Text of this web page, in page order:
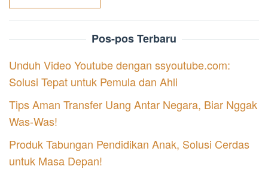
Pos-pos Terbaru
Unduh Video Youtube dengan ssyoutube.com:
Solusi Tepat untuk Pemula dan Ahli
Tips Aman Transfer Uang Antar Negara, Biar Nggak
Was-Was!
Produk Tabungan Pendidikan Anak, Solusi Cerdas
untuk Masa Depan!